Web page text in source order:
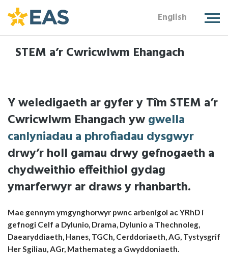
English
STEM a’r Cwricwlwm Ehangach
Y weledigaeth ar gyfer y Tîm STEM a’r
Cwricwlwm Ehangach ywgwella
canlyniadau a phrofiadau dysgwyr
drwy’r holl gamau drwy gefnogaeth a
chydweithio effeithiol gydag
ymarferwyr ar draws y rhanbarth.
Mae gennym ymgynghorwyr pwnc arbenigol ac YRhD i
gefnogi Celf a Dylunio, Drama, Dylunio a Thechnoleg,
Daearyddiaeth, Hanes, TGCh, Cerddoriaeth, AG, Tystysgrif
Her Sgiliau, AGr, Mathemateg a Gwyddoniaeth.